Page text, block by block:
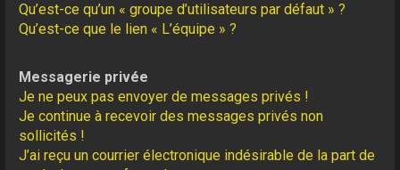
Qu’est-ce qu’un « groupe d’utilisateurs par défaut » ?
Qu’est-ce que le lien « L’équipe » ?
Messagerie privée
Je ne peux pas envoyer de messages privés !
Je continue à recevoir des messages privés non
sollicités !
J’ai reçu un courrier électronique indésirable de la part de